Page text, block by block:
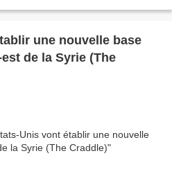
une nouvelle base
de la Syrie (The